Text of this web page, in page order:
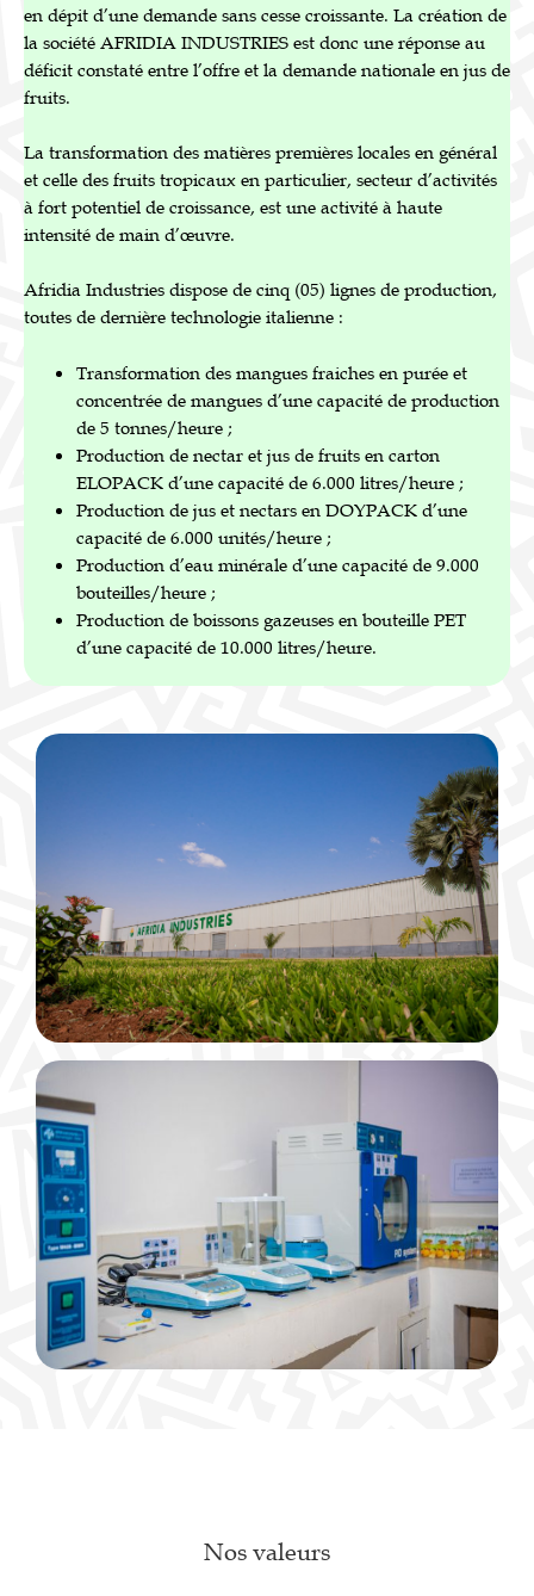
en dépit d’une demande sans cesse croissante. La création de
la société AFRIDIA INDUSTRIES est donc une réponse au
déficit constaté entre l’offre et la demande nationale en jus de
fruits.
La transformation des matières premières locales en général
et celle des fruits tropicaux en particulier, secteur d’activités
à fort potentiel de croissance, est une activité à haute
intensité de main d’œuvre.
Afridia Industries dispose de cinq (05) lignes de production,
toutes de dernière technologie italienne :
Transformation des mangues fraiches en purée et
concentrée de mangues d’une capacité de production
de 5 tonnes/heure ;
Production de nectar et jus de fruits en carton
ELOPACK d’une capacité de 6.000 litres/heure ;
Production de jus et nectars en DOYPACK d’une
capacité de 6.000 unités/heure ;
Production d’eau minérale d’une capacité de 9.000
bouteilles/heure ;
Production de boissons gazeuses en bouteille PET
d’une capacité de 10.000 litres/heure.
Nos valeurs